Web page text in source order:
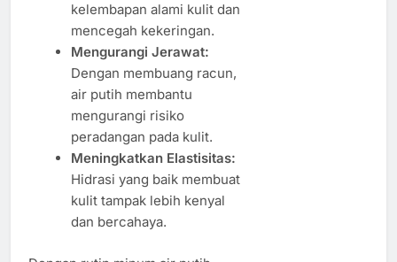
kelembapan alami kulit dan
mencegah kekeringan.
Mengurangi Jerawat:
Dengan membuang racun,
air putih membantu
mengurangi risiko
peradangan pada kulit.
Meningkatkan Elastisitas:
Hidrasi yang baik membuat
kulit tampak lebih kenyal
dan bercahaya.